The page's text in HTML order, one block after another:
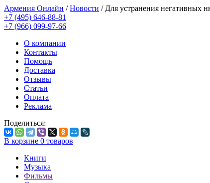
Армения Онлайн /Новости / Для устранения негативных
+7 (495) 646-88-81
+7 (966) 099-97-66
О компании
Контакты
Помощь
Доставка
Отзывы
Статьи
Оплата
Реклама
Поделиться:
В корзине 0 товаров
Книги
Музыка
Фильмы